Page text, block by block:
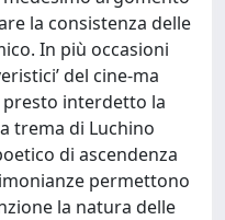
la consistenza delle
In più occasioni
del cine-ma
interdetto la
trema di Luchino
di ascendenza
permettono
la natura delle